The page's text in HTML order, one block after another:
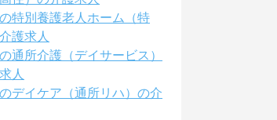
特別養護老人ホーム（特
護求人
通所介護（デイサービス）
人
デイケア（通所リハ）の介